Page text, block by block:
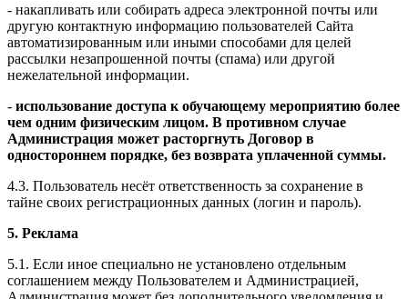
- накапливать или собирать адреса электронной почты или
другую контактную информацию пользователей Сайта
автоматизированным или иными способами для целей
рассылки незапрошенной почты (спама) или другой
нежелательной информации.
- использование доступа к обучающему мероприятию более
чем одним физическим лицом. В противном случае
Администрация может расторгнуть Договор в
одностороннем порядке, без возврата уплаченной суммы.
4.3. Пользователь несёт ответственность за сохранение в
тайне своих регистрационных данных (логин и пароль).
5. Реклама
5.1. Если иное специально не установлено отдельным
соглашением между Пользователем и Администрацией,